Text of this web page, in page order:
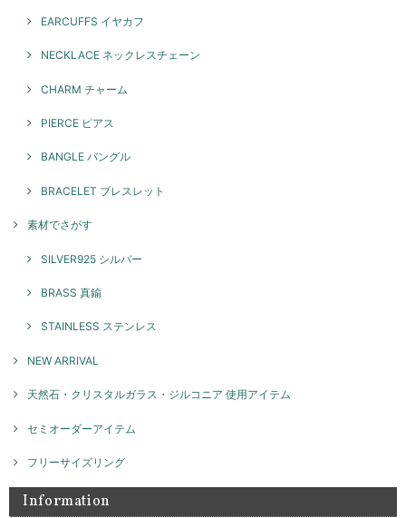
とてもかわいいです！ 重ね付けにまた他のリングも揃えていきたいで
ざいました。 お気に召して頂き大変嬉しく思います。たく
で楽しんでいただけるリングですのでぜひ、また機会がご
ざいましたらよろしくお願いいたします。
本日お品物受け取りました 思っていた通りの素敵なアクセサリーでし
このたびはGENAC ROUEをご愛顧いただきありがとうご
ざいました。 お気に召して頂き大変嬉しく思います！たく
たらよろしくお願いいたします。
ネックレスチャーム ナンバー / silver NP026
EARCUFFS イヤカフ
NECKLACE ネックレスチェーン
CHARM チャーム
PIERCE ピアス
BANGLE バングル
BRACELET ブレスレット
素材でさがす
SILVER925 シルバー
BRASS 真鍮
STAINLESS ステンレス
NEW ARRIVAL
天然石・クリスタルガラス・ジルコニア 使用アイテム
セミオーダーアイテム
フリーサイズリング
Information